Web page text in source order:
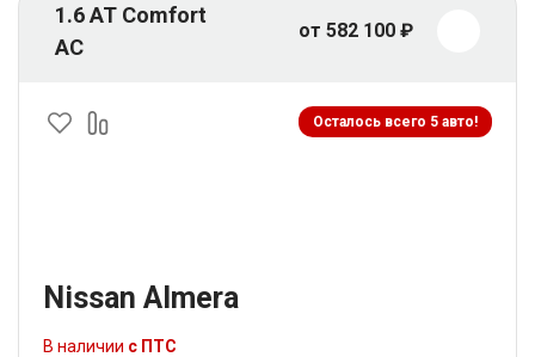
1.6 AT Comfort
AC
от 582 100 ₽
Осталось всего 5 авто!
Nissan Almera
В наличии с ПТС